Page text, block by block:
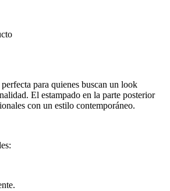
para quienes buscan un look
El estampado en la parte posterior
con un estilo contemporáneo.